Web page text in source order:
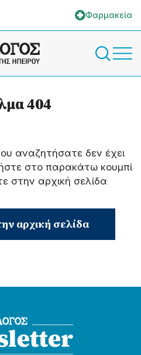
Φαρμακεία
404
αναζητήσατε δεν έχει
στο παρακάτω κουμπί
στην αρχική σελίδα
αρχική σελίδα